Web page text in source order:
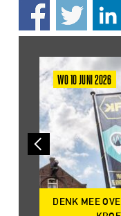
WO 10 JUNI 2026
DENK MEE